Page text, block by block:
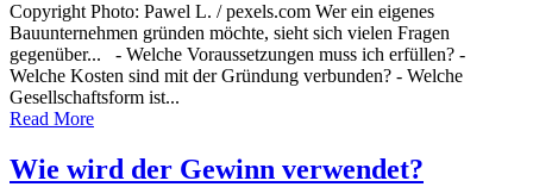
Copyright Photo: Pawel L. / pexels.com Wer ein eigenes
Bauunternehmen gründen möchte, sieht sich vielen Fragen
gegenüber... - Welche Voraussetzungen muss ich erfüllen? -
Welche Kosten sind mit der Gründung verbunden? - Welche
Gesellschaftsform ist...
Read More
Wie wird der Gewinn verwendet?